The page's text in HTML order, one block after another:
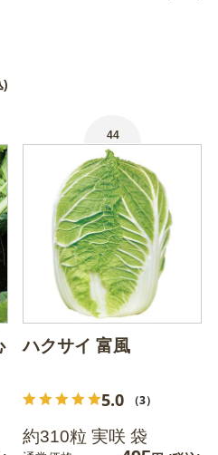
)
44
ハクサイ 富風
5.0 （3）
約310粒 実咲 袋